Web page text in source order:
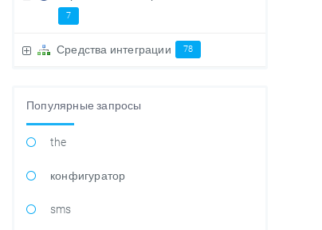
7
Средства интеграции 78
Популярные запросы
the
конфигуратор
sms